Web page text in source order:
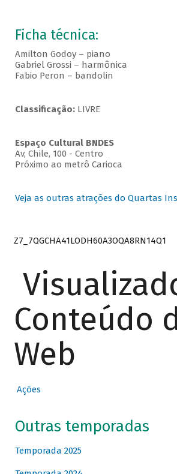
Ficha técnica:
Amilton Godoy – piano
Gabriel Grossi – harmônica
Fabio Peron – bandolin
Classificação:LIVRE
Espaço Cultural BNDES
Av, Chile, 100 - Centro
Próximo ao metrô Carioca
Veja as outras atrações do Quartas
Z7_7QGCHA41LODH60A3OQA8RN14Q1
Conteúdo
Web
Ações
Outras temporadas
Temporada 2025